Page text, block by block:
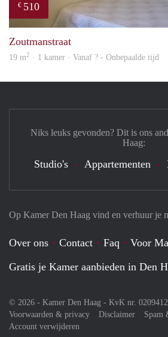
€ 510
Zoutmanstraat
19 m2 · 1 kamer · Vanaf ? - Onbepaalde tijd
Op Kamer Den Haag vind en verhuur je
Over ons Contact Faq Voor
Gratis je Kamer aanbieden in Den
© 2026 - Kamer Den Haag - KvK nr.
Voorwaarden & privacy
Disclaimer
Spam
Account verwijderen
Niks leuks gevonden? Dit is ons
Haag:
Studio's Appartementen